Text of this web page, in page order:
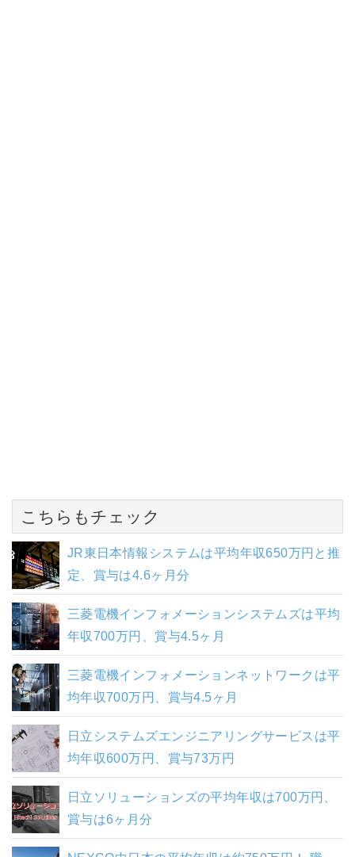
こちらもチェック
JR東日本情報システムは平均年収650万円と推
定、賞与は4.6ヶ月分
三菱電機インフォメーションシステムズは平均
年収700万円、賞与4.5ヶ月
三菱電機インフォメーションネットワークは平
均年収700万円、賞与4.5ヶ月
日立システムズエンジニアリングサービスは平
均年収600万円、賞与73万円
日立ソリューションズの平均年収は700万円、
賞与は6ヶ月分